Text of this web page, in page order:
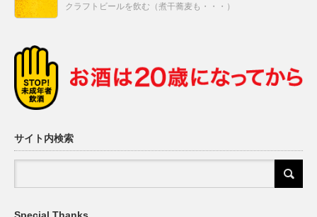
クラフトビールを飲む（煮干蕎麦も・・・）
サイト内検索